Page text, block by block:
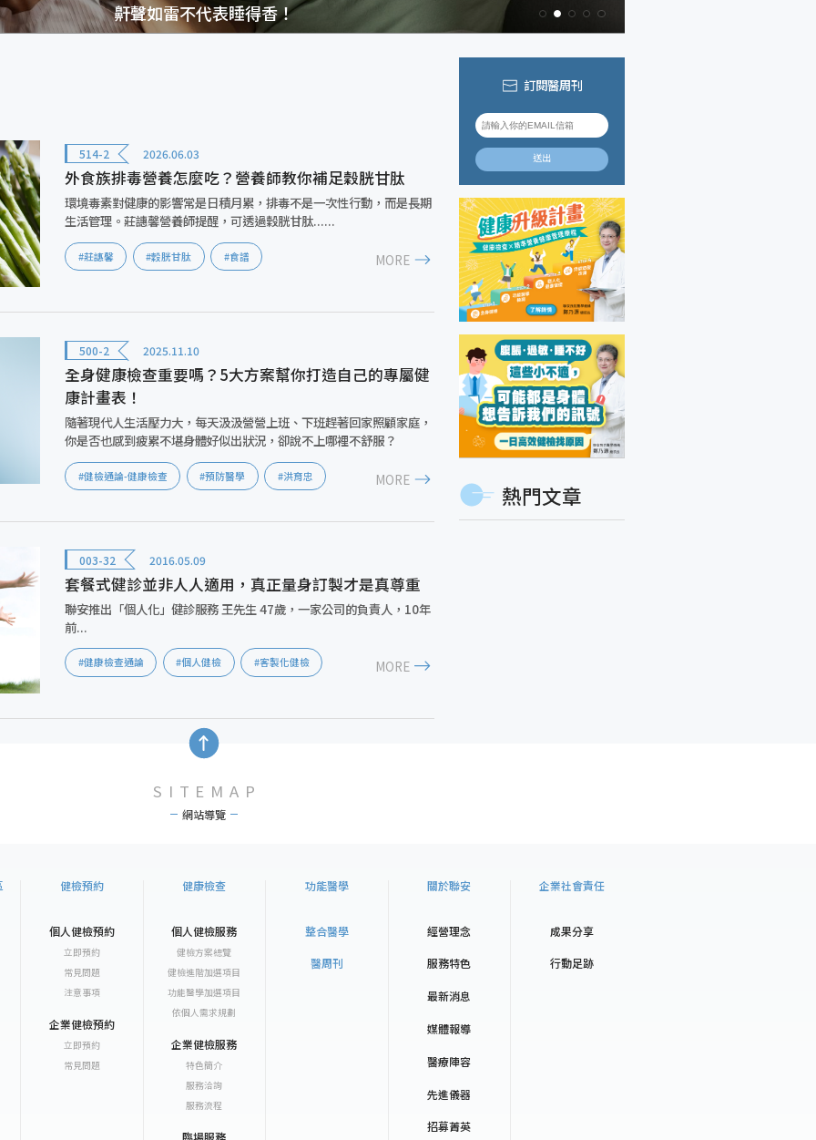
鼾聲如雷不代表睡得香！
514-2 2026.06.03
外食族排毒營養怎麼吃？營養師教你補足穀胱甘肽
環境毒素對健康的影響常是日積月累，排毒不是一次性行動，而是長期
生活管理。莊譓馨營養師提醒，可透過穀胱甘肽......
#莊譓馨 #穀胱甘肽 #食譜 MORE
500-2 2025.11.10
全身健康檢查重要嗎？5大方案幫你打造自己的專屬健
康計畫表！
隨著現代人生活壓力大，每天汲汲營營上班、下班趕著回家照顧家庭，
你是否也感到疲累不堪身體好似出狀況，卻說不上哪裡不舒服？
#健檢通論-健康檢查 #預防醫學 #洪育忠 MORE
003-32 2016.05.09
套餐式健診並非人人適用，真正量身訂製才是真尊重
聯安推出「個人化」健診服務 王先生 47歲，一家公司的負責人，10年
前...
#健康檢查通論 #個人健檢 #客製化健檢 MORE
訂閱醫周刊
送出
熱門文章
SITEMAP
網站導覽
健檢預約
個人健檢預約
立即預約
常見問題
注意事項
企業健檢預約
立即預約
常見問題
健康檢查
個人健檢服務
健檢方案總覽
健檢進階加選項目
功能醫學加選項目
依個人需求規劃
企業健檢服務
特色簡介
服務洽詢
服務流程
臨場服務
功能醫學
整合醫學
醫周刊
關於聯安
經營理念
服務特色
最新消息
媒體報導
醫療陣容
先進儀器
招募菁英
企業社會責任
成果分享
行動足跡